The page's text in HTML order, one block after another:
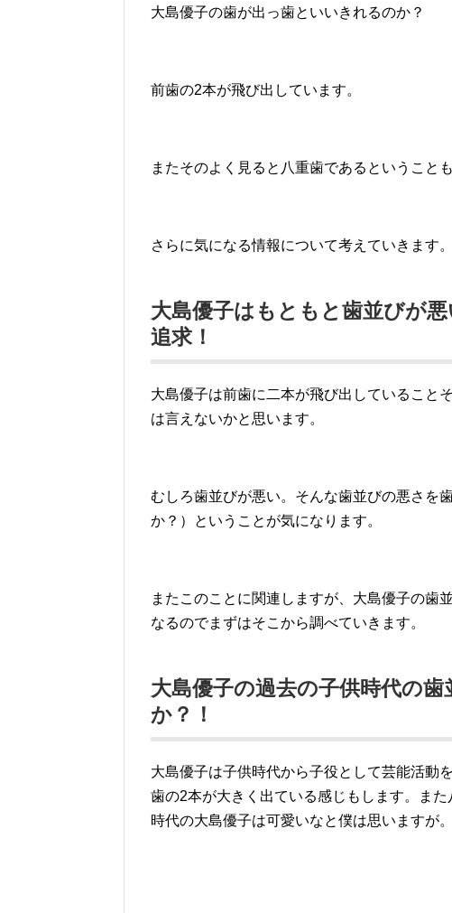
大島優子の歯が出っ歯といいきれるのか？
前歯の2本が飛び出しています。
またそのよく見ると八重歯であるということ
さらに気になる情報について考えていきます。
大島優子はもともと歯並びが
追求！
大島優子は前歯に二本が飛び出していること
は言えないかと思います。
むしろ歯並びが悪い。そんな歯並びの悪さを
か？）ということが気になります。
またこのことに関連しますが、大島優子の歯
なるのでまずはそこから調べていきます。
大島優子の過去の子供時代の
か？！
大島優子は子供時代から子役として芸能活動
歯の2本が大きく出ている感じもします。ま
時代の大島優子は可愛いなと僕は思いますが。